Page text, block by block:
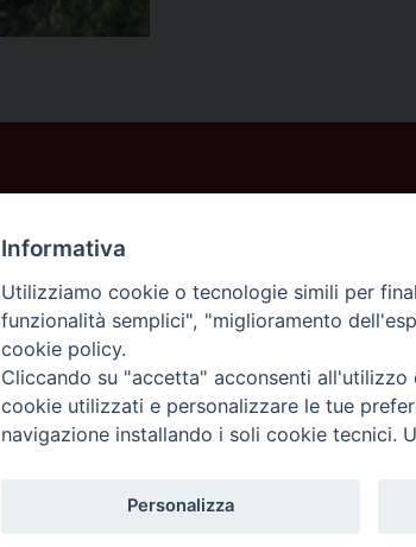
Informativa
Utilizziamo cookie o tecnologie simili per
funzionalità semplici", "miglioramento
cookie policy.
Cliccando su "accetta" acconsenti
cookie utilizzati e personalizzare le tue
navigazione installando i soli cookie tecnici.
Personalizza